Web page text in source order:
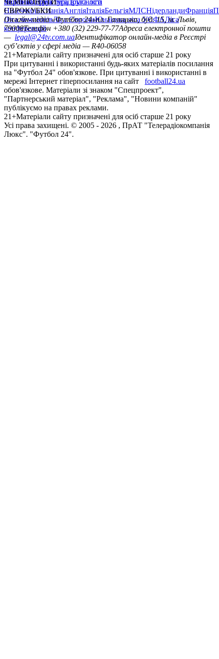
політикаСтруктура власності
УкраїнаПерша лігаДруга ліга
ЧЕМПІОНАТИ
НімеччинаІспаніяАнгліяІталіяБельгіяМЛСНідерландиФранція
ЄВРОКУБКИ
Ліга чемпіонівЛіга ЄвропиЮнацька ліга УЄФАЛіга
конференцій
Онлайн-медіа «Футбол 24»пл. Галицька, буд. 15, м. Львів,
79008Телефон +380 (32) 229-77-77Адреса електронної пошти
— legal@24tv.com.uaІдентифікатор онлайн-медіа в Реєстрі
суб’єктів у сфері медіа — R40-06058
21+Матеріали сайту призначені для осіб старше 21 року
При цитуванні і використанні будь-яких матеріалів посилання
на "Футбол 24" обов'язкове. При цитуванні і використанні в
мережі Інтернет гіперпосилання на сайт
football24.ua
обов'язкове. Матеріали зі знаком "Спецпроект",
"Партнерський матеріал", "Реклама", "Новини компаній"
публікуємо на правах реклами.
21+Матеріали сайту призначені для осіб старше 21 року
Усi права захищенi. © 2005 - 2026 , ПрАТ "Телерадіокомпанія
Люкс". "Футбол 24".